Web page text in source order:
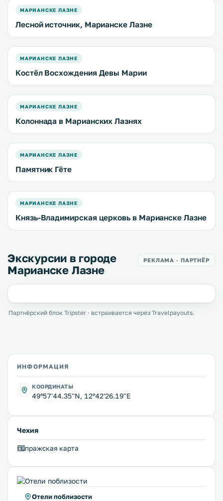
МАРИАНСКЕ ЛАЗНЕ
Лесной источник, Марианске Лазне
МАРИАНСКЕ ЛАЗНЕ
Костёл Восхождения Девы Марии
МАРИАНСКЕ ЛАЗНЕ
Колоннада в Марианских Лазнях
МАРИАНСКЕ ЛАЗНЕ
Памятник Гёте
МАРИАНСКЕ ЛАЗНЕ
Князь-Владимирская церковь в Марианске Лазне
Экскурсии в городе
Марианске Лазне
РЕКЛАМА · ПАРТНЁР
Партнёрский блок Tripster · встраивается через Travelpayouts.
ИНФОРМАЦИЯ
КООРДИНАТЫ
49°57'44.35''N, 12°42'26.19''E
Чехия
пражская карта
Отели поблизости